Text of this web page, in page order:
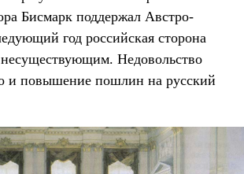
Бисмарк поддержал Австро-
год российская сторона
Недовольство
и повышение пошлин на русский